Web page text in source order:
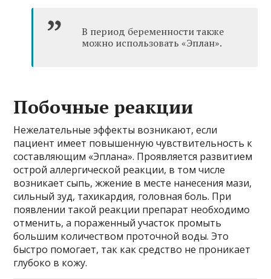
В период беременности также
можно использовать «Эплан».
Побочные реакции
Нежелательные эффекты возникают, если
пациент имеет повышенную чувствительность к
составляющим «Эплана». Проявляется развитием
острой аллергической реакции, в том числе
возникает сыпь, жжение в месте нанесения мази,
сильный зуд, тахикардия, головная боль. При
появлении такой реакции препарат необходимо
отменить, а пораженный участок промыть
большим количеством проточной воды. Это
быстро помогает, так как средство не проникает
глубоко в кожу.